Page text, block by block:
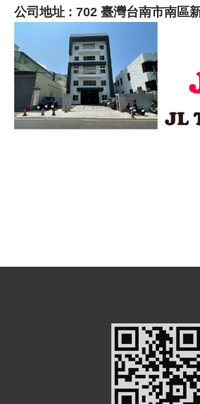
公司地址 : 702 臺灣台南市南區